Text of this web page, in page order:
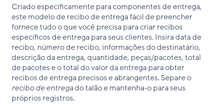
Criado especificamente para componentes de entrega,
este modelo de recibo de entrega fácil de preencher
fornece tudo o que você precisa para criar recibos
específicos de entrega para seus clientes. Insira data de
recibo, número de recibo, informações do destinatário,
descrição da entrega, quantidade, peças/pacotes, total
de pacotes e o total do valor da entrega para obter
recibos de entrega precisos e abrangentes. Separe o
recibo de entregado talão e mantenha-o para seus
próprios registros.